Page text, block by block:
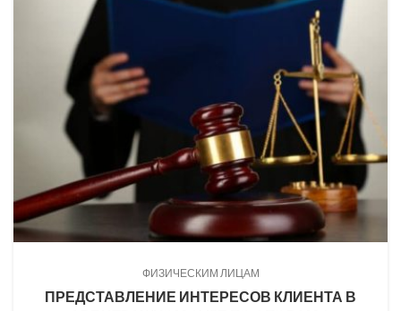
ФИЗИЧЕСКИМ ЛИЦАМ
ПРЕДСТАВЛЕНИЕ ИНТЕРЕСОВ КЛИЕНТА В